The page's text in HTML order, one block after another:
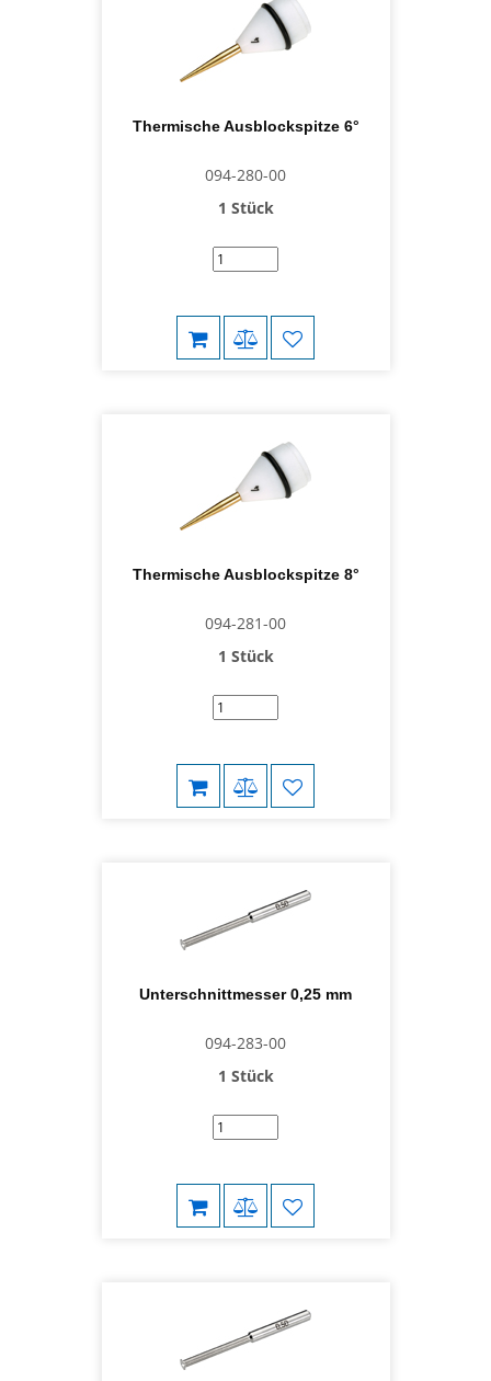
Thermische Ausblockspitze 6°
094-280-00
1 Stück
Thermische Ausblockspitze 8°
094-281-00
1 Stück
Unterschnittmesser 0,25 mm
094-283-00
1 Stück